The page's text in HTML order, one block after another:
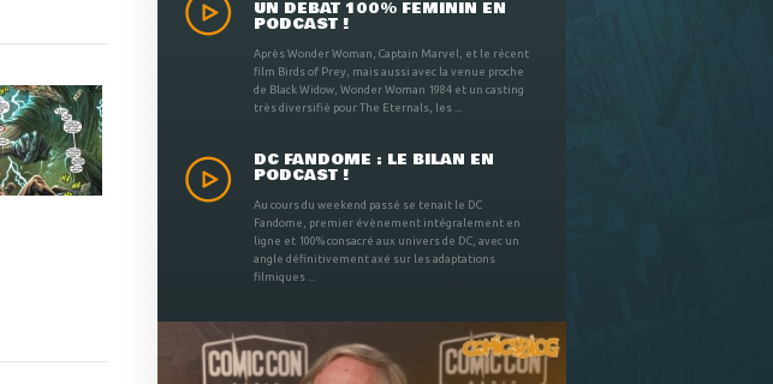
UN DÉBAT 100% FÉMININ EN
PODCAST !
Après Wonder Woman, Captain Marvel, et le récent
film Birds of Prey, mais aussi avec la venue proche
de Black Widow, Wonder Woman 1984 et un casting
très diversifié pour The Eternals, les ...
DC FANDOME : LE BILAN EN
PODCAST !
Au cours du weekend passé se tenait le DC
Fandome, premier évènement intégralement en
ligne et 100% consacré aux univers de DC, avec un
angle définitivement axé sur les adaptations
filmiques ...